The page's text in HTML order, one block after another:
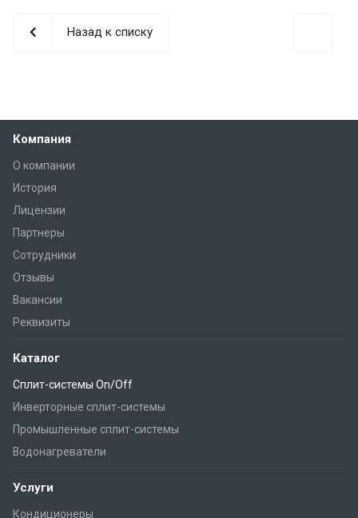
Назад к списку
Компания
О компании
История
Лицензии
Партнеры
Сотрудники
Отзывы
Вакансии
Реквизиты
Каталог
Сплит-системы On/Off
Инверторные сплит-системы
Промышленные сплит-системы
Водонагреватели
Услуги
Кондиционеры